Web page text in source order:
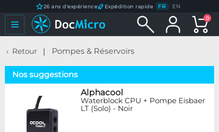
26 ans d'expérience Expédition rapide FR / EN
0
Retour Pompes & Réservoirs
Nos suggestions
Alphacool
Waterblock CPU + Pompe Eisbaer
LT (Solo) - Noir